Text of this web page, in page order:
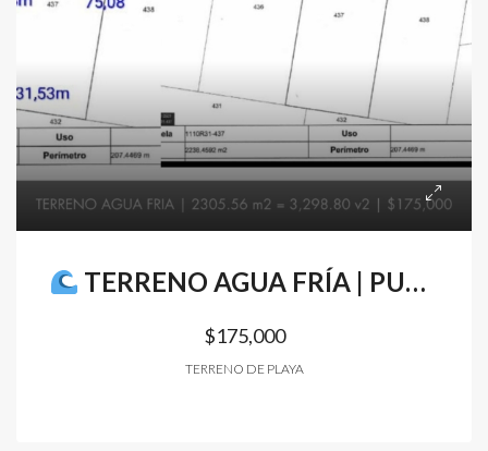
TERRENO AGUA FRÍA | PUNTA MANGO | SURF CITY II
$175,000
TERRENO DE PLAYA